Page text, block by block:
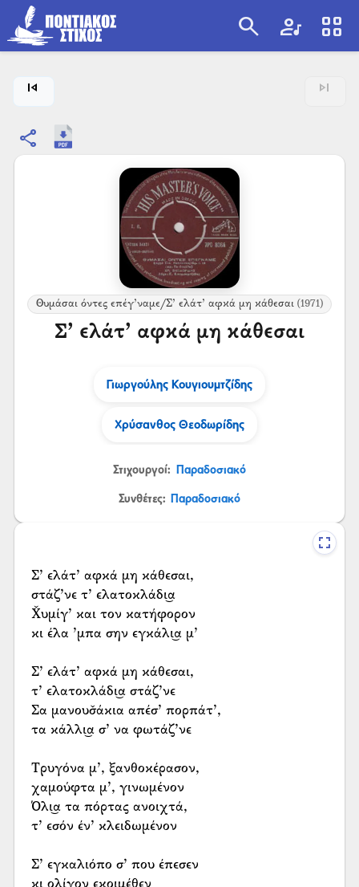
search artist view_cozy
skip_previous skip_next
share
Θυμάσαι όντες επέγ’ναμε/Σ’ ελάτ’ αφκά μη κάθεσαι(1971)
Σ’ ελάτ’ αφκά μη κάθεσαι
Γιωργούλης Κουγιουμτζίδης
Χρύσανθος Θεοδωρίδης
Στιχουργοί: Παραδοσιακό
Συνθέτες: Παραδοσιακό
Σ’ ελάτ’ αφκά μη κάθεσαι,
στάζ’νε τ’ ελατοκλάδι͜α
Χ̌υμίγ’ και τον κατήφορον
κι έλα ’μπα σην εγκάλι͜α μ’
Σ’ ελάτ’ αφκά μη κάθεσαι,
τ’ ελατοκλάδι͜α στάζ’νε
Σα μανουσ̌άκια απέσ’ πορπάτ’,
τα κάλλι͜α σ’ να φωτάζ’νε
Τρυγόνα μ’, ξανθοκέρασον,
χαμούφτα μ’, γινωμένον
Όλι͜α τα πόρτας ανοιχτά,
τ’ εσόν έν’ κλειδωμένον
Σ’ εγκαλιόπο σ’ που έπεσεν